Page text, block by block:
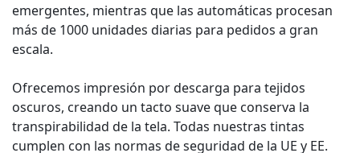
emergentes, mientras que las automáticas procesan
más de 1000 unidades diarias para pedidos a gran
escala.
Ofrecemos impresión por descarga para tejidos
oscuros, creando un tacto suave que conserva la
transpirabilidad de la tela. Todas nuestras tintas
cumplen con las normas de seguridad de la UE y EE.